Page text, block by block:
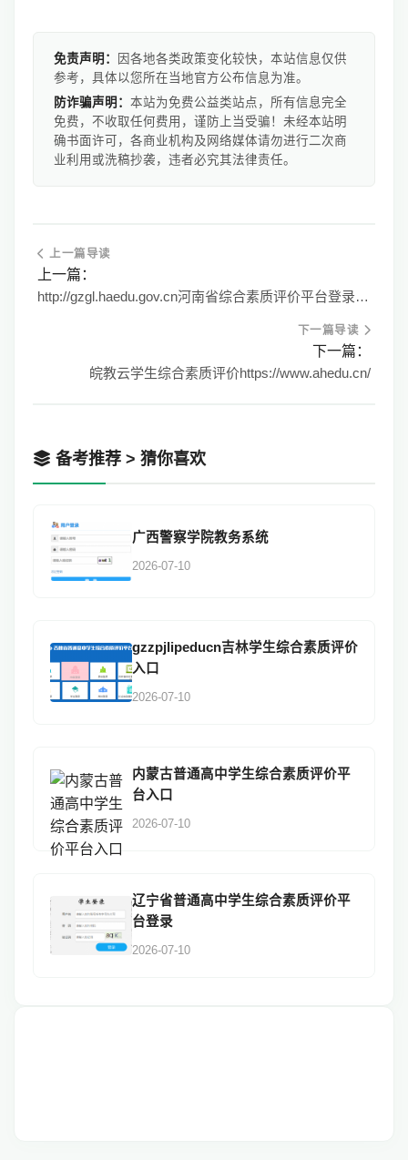
免责声明：
因各地各类政策变化较快，本站信息仅供
参考，具体以您所在当地官方公布信息为准。
防诈骗声明： 本站为免费公益类站点，所有信息完全
免费，不收取任何费用，谨防上当受骗！未经本站明
确书面许可，各商业机构及网络媒体请勿进行二次商
业利用或洗稿抄袭，违者必究其法律责任。
上一篇导读
上一篇：
http://gzgl.haedu.gov.cn河南省综合素质评价平台登录入口
下一篇导读
下一篇：
皖教云学生综合素质评价https://www.ahedu.cn/
备考推荐 > 猜你喜欢
广西警察学院教务系统
2026-07-10
gzzpjlipeducn吉林学生综合素质评价
入口
2026-07-10
内蒙古普通高中学生综合素质评价平
台入口
2026-07-10
辽宁省普通高中学生综合素质评价平
台登录
2026-07-10